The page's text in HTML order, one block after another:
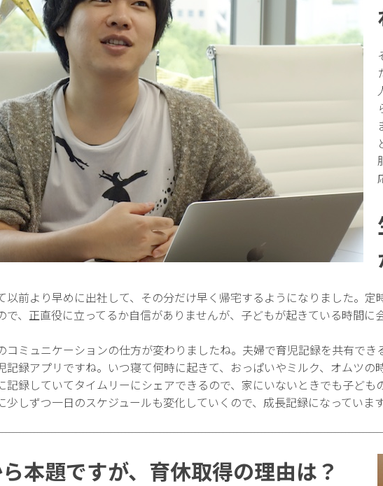
以前より早めに出社して、その分だけ早く帰宅するようになりました。定
で、正直役に立ってるか自信がありませんが、子どもが起きている時間に
コミュニケーションの仕方が変わりましたね。夫婦で育児記録を共有でき
記録アプリですね。いつ寝て何時に起きて、おっぱいやミルク、オムツの
記録していてタイムリーにシェアできるので、家にいないときでも子ども
少しずつ一日のスケジュールも変化していくので、成長記録になっています
本題ですが、育休取得の理由は？